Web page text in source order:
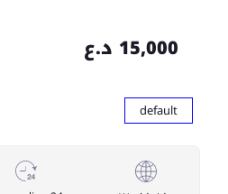
15,000 د.ع
default